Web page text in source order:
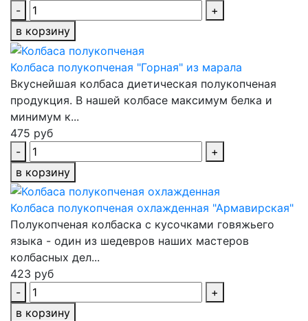
-
+
в корзину
Колбаса полукопченая "Горная" из марала
Вкуснейшая колбаса диетическая полукопченая
продукция. В нашей колбасе максимум белка и
минимум к...
475 руб
-
+
в корзину
Колбаса полукопченая охлажденная "Армавирская"
Полукопченая колбаска с кусочками говяжьего
языка - один из шедевров наших мастеров
колбасных дел...
423 руб
-
+
в корзину